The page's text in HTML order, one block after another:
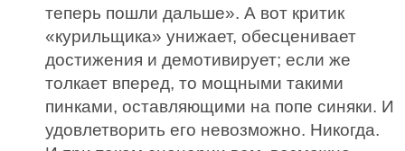
теперь пошли дальше». А вот критик
«курильщика» унижает, обесценивает
достижения и демотивирует; если же
толкает вперед, то мощными такими
пинками, оставляющими на попе синяки. И
удовлетворить его невозможно. Никогда.